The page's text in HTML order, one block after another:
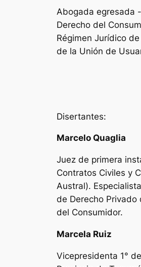
Abogada egresada
Derecho del
Régimen Jurídico
de la Unión de
Disertantes:
Marcelo Quaglia
Juez de primera
Contratos Civiles y
Austral).
de Derecho Privado
del Consumidor.
Marcela Ruiz
Vicepresidenta 1°